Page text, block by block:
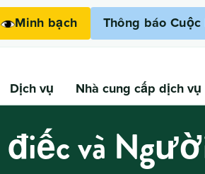
Minh bạch Thông báo
Dịch vụ Nhà cung cấp dịch vụ
và